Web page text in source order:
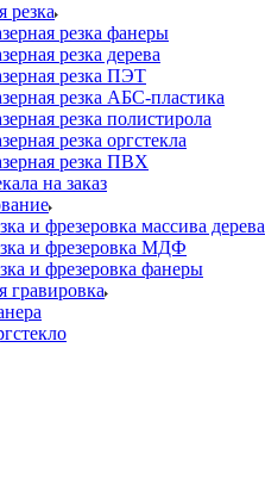
резка
резка фанеры
резка дерева
резка ПЭТ
резка АБС-пластика
резка полистирола
резка оргстекла
резка ПВХ
на заказ
и фрезеровка массива дерева
и фрезеровка МДФ
и фрезеровка фанеры
гравировка